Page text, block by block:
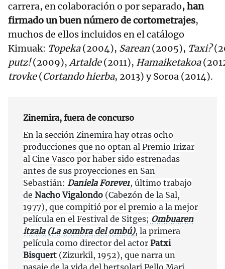
carrera, en colaboración o por separado, han
firmado un buen número de cortometrajes,
muchos de ellos incluidos en el catálogo
Kimuak: Topeka(2004), Sarean (2005), Taxi?
putz!(2009),Artalde(2011), Hamaiketakoa
trovke(Cortando hierba, 2013) y Soroa (2014).
Zinemira, fuera de concurso
En la sección Zinemira hay otras ocho
producciones que no optan al Premio Irizar
al Cine Vasco por haber sido estrenadas
antes de sus proyecciones en San
Sebastián: Daniela Forever, último trabajo
de Nacho Vigalondo (Cabezón de la Sal,
1977), que compitió por el premio a la mejor
película en el Festival de Sitges; Ombuaren
itzala (La sombra del ombú), la primera
película como director del actor Patxi
Bisquert (Zizurkil, 1952), que narra un